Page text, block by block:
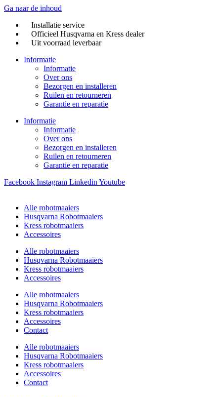
Ga naar de inhoud
Installatie service
Officieel Husqvarna en Kress dealer
Uit voorraad leverbaar
Informatie
Informatie
Over ons
Bezorgen en installeren
Ruilen en retourneren
Garantie en reparatie
Informatie
Informatie
Over ons
Bezorgen en installeren
Ruilen en retourneren
Garantie en reparatie
Facebook Instagram Linkedin Youtube
Alle robotmaaiers
Husqvarna Robotmaaiers
Kress robotmaaiers
Accessoires
Alle robotmaaiers
Husqvarna Robotmaaiers
Kress robotmaaiers
Accessoires
Alle robotmaaiers
Husqvarna Robotmaaiers
Kress robotmaaiers
Accessoires
Contact
Alle robotmaaiers
Husqvarna Robotmaaiers
Kress robotmaaiers
Accessoires
Contact